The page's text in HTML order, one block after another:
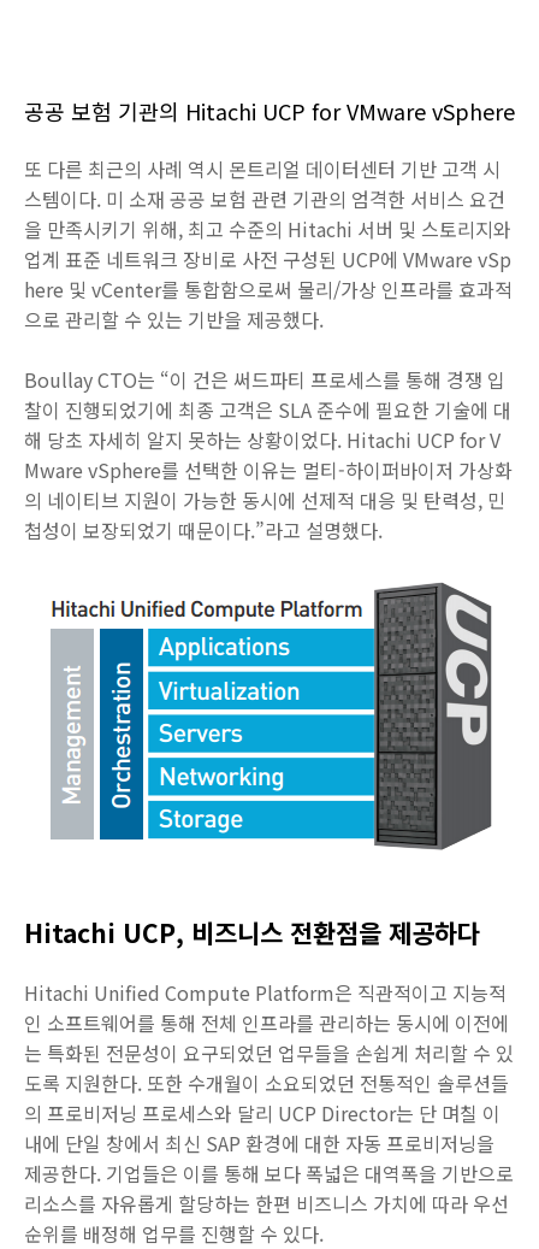
공공 보험 기관의 Hitachi UCP for VMware vSphere
또 다른 최근의 사례 역시 몬트리얼 데이터센터 기반 고객 시
스템이다. 미 소재 공공 보험 관련 기관의 엄격한 서비스 요건
을 만족시키기 위해, 최고 수준의 Hitachi 서버 및 스토리지와
업계 표준 네트워크 장비로 사전 구성된 UCP에 VMware vSp
here 및 vCenter를 통합함으로써 물리/가상 인프라를 효과적
으로 관리할 수 있는 기반을 제공했다.
Boullay CTO는 “이 건은 써드파티 프로세스를 통해 경쟁 입
찰이 진행되었기에 최종 고객은 SLA 준수에 필요한 기술에 대
해 당초 자세히 알지 못하는 상황이었다. Hitachi UCP for V
Mware vSphere를 선택한 이유는 멀티-하이퍼바이저 가상화
의 네이티브 지원이 가능한 동시에 선제적 대응 및 탄력성, 민
첩성이 보장되었기 때문이다.”라고 설명했다.
Hitachi UCP, 비즈니스 전환점을 제공하다
Hitachi Unified Compute Platform은 직관적이고 지능적
인 소프트웨어를 통해 전체 인프라를 관리하는 동시에 이전에
는 특화된 전문성이 요구되었던 업무들을 손쉽게 처리할 수 있
도록 지원한다. 또한 수개월이 소요되었던 전통적인 솔루션들
의 프로비저닝 프로세스와 달리 UCP Director는 단 며칠 이
내에 단일 창에서 최신 SAP 환경에 대한 자동 프로비저닝을
제공한다. 기업들은 이를 통해 보다 폭넓은 대역폭을 기반으로
리소스를 자유롭게 할당하는 한편 비즈니스 가치에 따라 우선
순위를 배정해 업무를 진행할 수 있다.